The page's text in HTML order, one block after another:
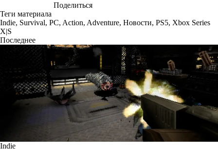
Поделиться
Теги материала
Indie, Survival, PC, Action, Adventure, Новости, PS5, Xbox Series
X|S
Последнее
Indie